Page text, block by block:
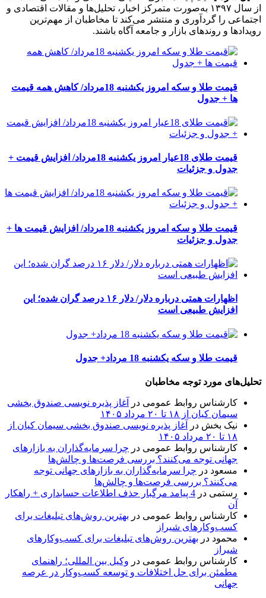
از سال ۱۳۹۷ به‌صورت متمرکز اخبار، تحلیل‌ها و مقالات اقتصادی و
اجتماعی را گردآوری و منتشر می‌کند تا مخاطبان از مهم‌ترین
رویدادها و روندهای بازار و جامعه آگاه باشند.
قیمت طلا و سکه امروز یکشنبه 18مرداد/ کاهش همه قیمت
ها + جدول
قیمت طلای 18عیار امروز یکشنبه 18مرداد/ افزایش قیمت +
جدول و جزئیات
قیمت طلا و سکه امروز یکشنبه 18مرداد/ افزایش قیمت ها +
جدول و جزئیات
اظهارات همتی درباره دلار/ دلار ۱۶ درصد گران شده؛ این
افزایش طبیعی است
قیمت طلا و سکه یکشنبه 18 مرداد+ جدول
تحلیل‌های مورد توجه مخاطبان
کارشناس روابط عمومی در
آغاز پذیره نویسی صندوق بخشی
سیمان کیان از ۱۸ تا ۲۰ مرداد ۱۴۰۵
نیک بخش در
آغاز پذیره نویسی صندوق بخشی سیمان کیان از
۱۸ تا ۲۰ مرداد ۱۴۰۵
کارشناس روابط عمومی در چرا سرمایه‌گذاران به بازارهای
جهانی توجه می‌کنند؟ بررسی فرصت‌ها و چالش‌ها
مسعود در چرا سرمایه‌گذاران به بازارهای جهانی توجه
می‌کنند؟ بررسی فرصت‌ها و چالش‌ها
رستمی در
4 پیامد مرگبار حذف اطلاعات حسابداری + راهکار
آن
کارشناس روابط عمومی در بهترین روش‌های تبلیغات برای
کسب‌وکارهای شیراز
محمود در بهترین روش‌های تبلیغات برای کسب‌وکارهای
شیراز
کارشناس روابط عمومی در وکیل بین المللی؛ راهنمای
مطمئن برای حل اختلافات و توسعه کسب‌وکار در عرصه
جهانی